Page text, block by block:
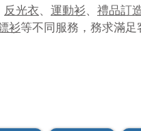
反光衣、 運動衫、 禮品訂
衫等不同服務，務求滿足